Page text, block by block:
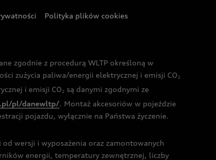
Polityka plików cookies
zgodnie z procedurą WLTP określoną w
zużycia paliwa/energii elektrycznej i emisji CO2
i emisji CO2 są danymi zgodnymi ze
pl/danewltp/. Montaż akcesoriów w pojeździe
pojazdu, wyłącznie na Państwa życzenie.
wersji i wyposażenia oraz zamontowanych
energii, temperatury zewnętrznej, liczby